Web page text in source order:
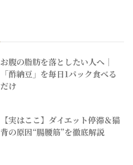
お腹の脂肪を落としたい人へ｜
「酢納豆」を毎日1パック食べる
だけ
【実はここ】ダイエット停滞＆猫
背の原因“腸腰筋”を徹底解説